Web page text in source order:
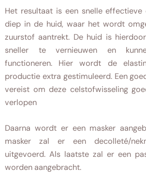
Het resultaat is een snelle effectieve
diep in de huid, waar het wordt
zuurstof aantrekt. De huid is
sneller te vernieuwen en
functioneren. Hier wordt de
productie extra gestimuleerd. Een
vereist om deze celstofwisseling
verlopen
Daarna wordt er een masker
masker zal er een decolleté/
uitgevoerd. Als laatste zal er een
worden aangebracht.